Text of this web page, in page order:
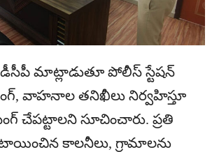
మాట్లాడుతూ పోలీస్ స్టేషన్
వాహనాల తనిఖీలు నిర్వహిస్తూ
చేపట్టాలని సూచించారు. ప్రతి
కేటాయించిన కాలనీలు, గ్రామాలను